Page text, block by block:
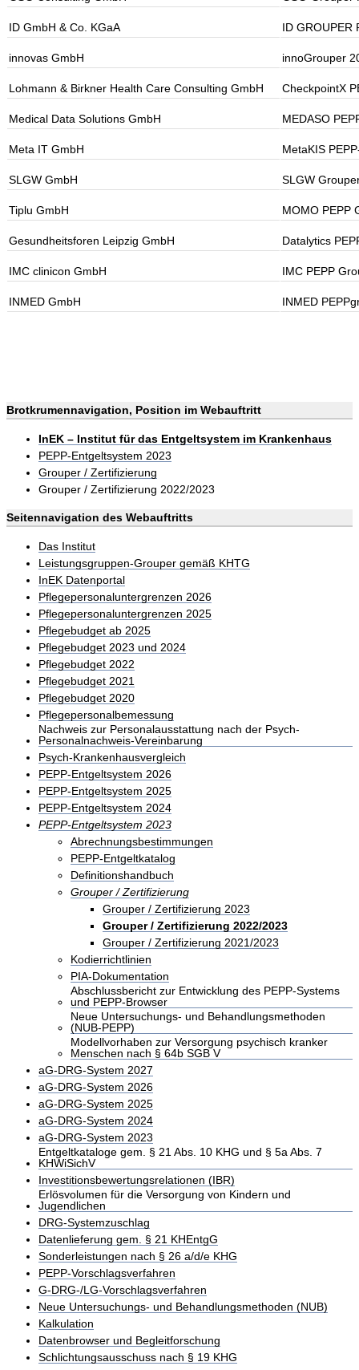
ID GmbH & Co. KGaA ID GROUPER
innovas GmbH innoGrouper
Lohmann & Birkner Health Care Consulting GmbH CheckpointX
Medical Data Solutions GmbH MEDASO
Meta IT GmbH MetaKIS
SLGW GmbH SLGW
Tiplu GmbH MOMO PEPP
Gesundheitsforen Leipzig GmbH Datalytics
IMC clinicon GmbH IMC PEPP
INMED GmbH INMED
Brotkrumennavigation, Position im Webauftritt
InEK – Institut für das Entgeltsystem im Krankenhaus
PEPP-Entgeltsystem 2023
Grouper / Zertifizierung
Grouper / Zertifizierung 2022/2023
Seitennavigation des Webauftritts
Das Institut
Leistungsgruppen-Grouper gemäß KHTG
InEK Datenportal
Pflegepersonaluntergrenzen 2026
Pflegepersonaluntergrenzen 2025
Pflegebudget ab 2025
Pflegebudget 2023 und 2024
Pflegebudget 2022
Pflegebudget 2021
Pflegebudget 2020
Pflegepersonalbemessung
Nachweis zur Personalausstattung nach der Psych-
Personalnachweis-Vereinbarung
Psych-Krankenhausvergleich
PEPP-Entgeltsystem 2026
PEPP-Entgeltsystem 2025
PEPP-Entgeltsystem 2024
PEPP-Entgeltsystem 2023
Abrechnungsbestimmungen
PEPP-Entgeltkatalog
Definitionshandbuch
Grouper / Zertifizierung
Grouper / Zertifizierung 2023
Grouper / Zertifizierung 2022/2023
Grouper / Zertifizierung 2021/2023
Kodierrichtlinien
PIA-Dokumentation
Abschlussbericht zur Entwicklung des PEPP-Systems
und PEPP-Browser
Neue Untersuchungs- und Behandlungsmethoden
(NUB-PEPP)
Modellvorhaben zur Versorgung psychisch kranker
Menschen nach § 64b SGB V
aG-DRG-System 2027
aG-DRG-System 2026
aG-DRG-System 2025
aG-DRG-System 2024
aG-DRG-System 2023
Entgeltkataloge gem. § 21 Abs. 10 KHG und § 5a Abs. 7
KHWiSichV
Investitionsbewertungsrelationen (IBR)
Erlösvolumen für die Versorgung von Kindern und
Jugendlichen
DRG-Systemzuschlag
Datenlieferung gem. § 21 KHEntgG
Sonderleistungen nach § 26 a/d/e KHG
PEPP-Vorschlagsverfahren
G-DRG-/LG-Vorschlagsverfahren
Neue Untersuchungs- und Behandlungsmethoden (NUB)
Kalkulation
Datenbrowser und Begleitforschung
Schlichtungsausschuss nach § 19 KHG